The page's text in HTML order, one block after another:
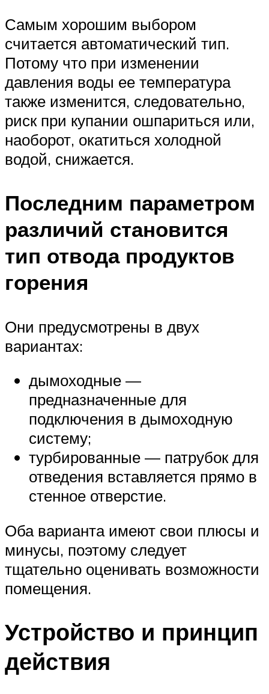
Самым хорошим выбором
считается автоматический тип.
Потому что при изменении
давления воды ее температура
также изменится, следовательно,
риск при купании ошпариться или,
наоборот, окатиться холодной
водой, снижается.
Последним параметром
различий становится
тип отвода продуктов
горения
Они предусмотрены в двух
вариантах:
дымоходные —
предназначенные для
подключения в дымоходную
систему;
турбированные — патрубок для
отведения вставляется прямо в
стенное отверстие.
Оба варианта имеют свои плюсы и
минусы, поэтому следует
тщательно оценивать возможности
помещения.
Устройство и принцип
действия